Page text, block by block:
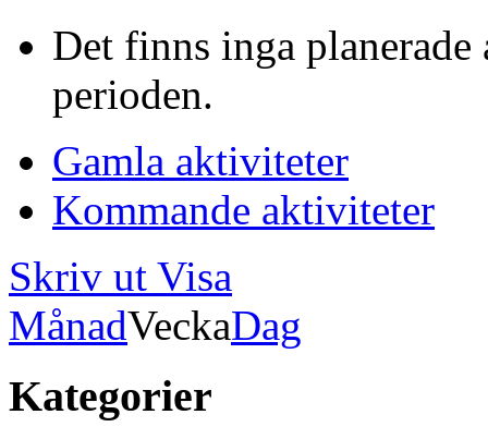
Det finns inga
perioden.
Gamla aktiviteter
Kommande aktiviteter
Skriv ut Visa
MånadVeckaDag
Kategorier